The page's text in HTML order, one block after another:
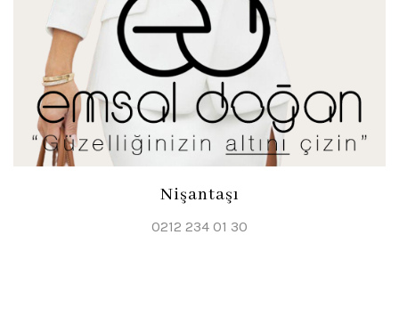
Nişantaşı
0212 234 01 30